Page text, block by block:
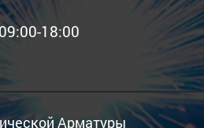
18:00
Арматуры